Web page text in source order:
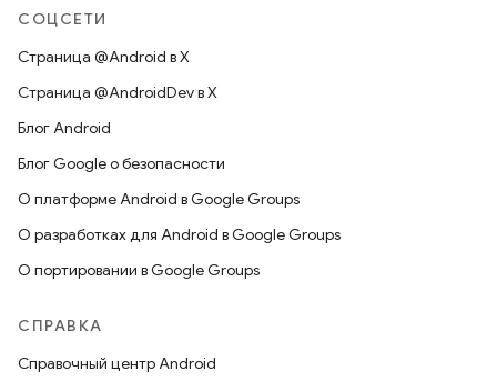
СОЦСЕТИ
Страница @Android в X
Страница @AndroidDev в X
Блог Android
Блог Google о безопасности
О платформе Android в Google Groups
О разработках для Android в Google Groups
О портировании в Google Groups
СПРАВКА
Справочный центр Android